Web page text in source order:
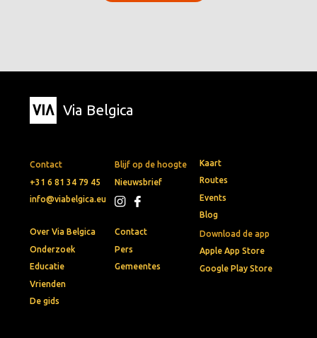
Via Belgica
Contact
+31 6 81 34 79 45
info@viabelgica.eu
Blijf op de hoogte
Nieuwsbrief
Download de app
Apple App Store
Google Play Store
Kaart
Routes
Events
Blog
Over Via Belgica
Onderzoek
Educatie
Vrienden
De gids
Contact
Pers
Gemeentes